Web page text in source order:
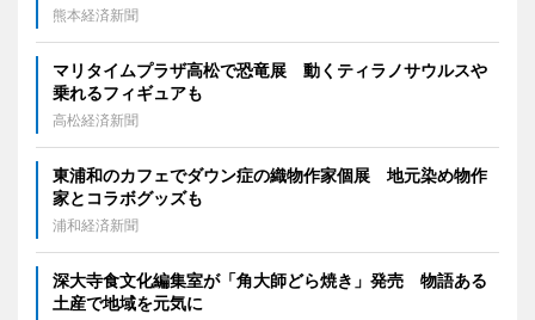
熊本経済新聞
マリタイムプラザ高松で恐竜展 動くティラノサウルスや
乗れるフィギュアも
高松経済新聞
東浦和のカフェでダウン症の織物作家個展 地元染め物作
家とコラボグッズも
浦和経済新聞
深大寺食文化編集室が「角大師どら焼き」発売 物語ある
土産で地域を元気に